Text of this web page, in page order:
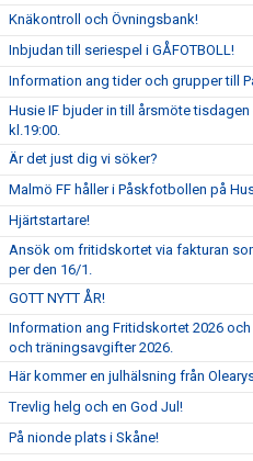
Knäkontroll och Övningsbank!
Inbjudan till seriespel i GÅFOTBOLL!
Information ang tider och grupper till
Husie IF bjuder in till årsmöte tisdagen
kl.19:00.
Är det just dig vi söker?
Malmö FF håller i Påskfotbollen på
Hjärtstartare!
Ansök om fritidskortet via fakturan
per den 16/1.
GOTT NYTT ÅR!
Information ang Fritidskortet 2026 och
och träningsavgifter 2026.
Här kommer en julhälsning från
Trevlig helg och en God Jul!
På nionde plats i Skåne!